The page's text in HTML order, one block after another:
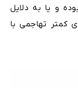
و یا به دلایل
کمتر تهاجمی با